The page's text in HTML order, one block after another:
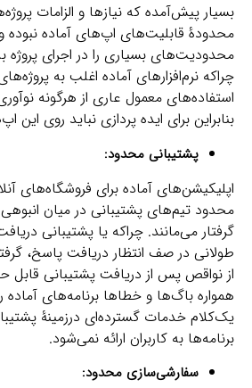
بسیار پیش‌آمده که نیازها و الزامات
محدودۀ قابلیت‌های اپ‌های آماده
محدودیت‌های بسیاری را در اجرای پروژه
چراکه نرم‌افزارهای آماده اغلب به
استفاده‌های معمول عاری از هرگونه
بنابراین برای ایده پردازی نباید روی این
پشتیبانی محدود:
اپلیکیشن‌های آماده برای فروشگاه‌های
محدود تیم‌های پشتیبانی در میان
گرفتار می‌مانند. چراکه یا پشتیبانی
طولانی در صف انتظار دریافت پاسخ،
از نواقص پس از دریافت پشتیبانی
همواره باگ‌ها و خطاها برنامه‌های آماده
یک‌کلام خدمات گسترده‌ای درزمینۀ
برنامه‌ها به کاربران ارائه نمی‌شود.
سفارشی‌سازی محدود: